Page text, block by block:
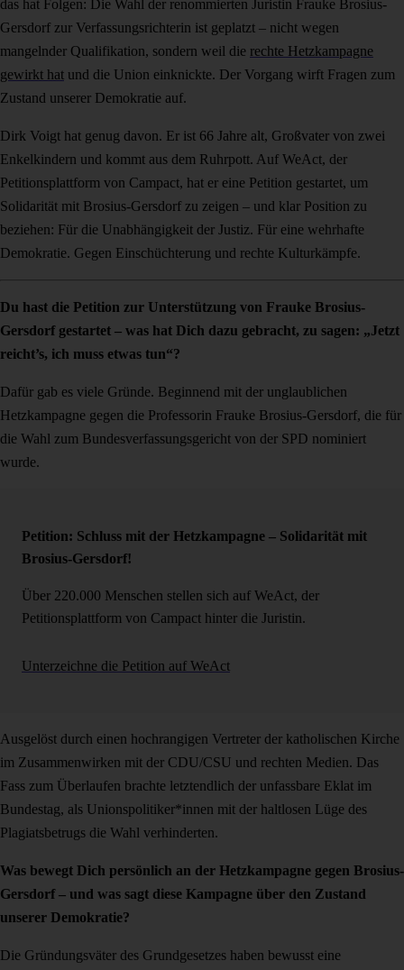
das hat Folgen: Die Wahl der renommierten Juristin Frauke Brosius-
Gersdorf zur Verfassungsrichterin ist geplatzt – nicht wegen
mangelnder Qualifikation, sondern weil die rechte Hetzkampagne
gewirkt hat und die Union einknickte. Der Vorgang wirft Fragen zum
Zustand unserer Demokratie auf.
Dirk Voigt hat genug davon. Er ist 66 Jahre alt, Großvater von zwei
Enkelkindern und kommt aus dem Ruhrpott. Auf WeAct, der
Petitionsplattform von Campact, hat er eine Petition gestartet, um
Solidarität mit Brosius-Gersdorf zu zeigen – und klar Position zu
beziehen: Für die Unabhängigkeit der Justiz. Für eine wehrhafte
Demokratie. Gegen Einschüchterung und rechte Kulturkämpfe.
Du hast die Petition zur Unterstützung von Frauke Brosius-
Gersdorf gestartet – was hat Dich dazu gebracht, zu sagen: „Jetzt
reicht’s, ich muss etwas tun“?
Dafür gab es viele Gründe. Beginnend mit der unglaublichen
Hetzkampagne gegen die Professorin Frauke Brosius-Gersdorf, die für
die Wahl zum Bundesverfassungsgericht von der SPD nominiert
wurde.
Petition: Schluss mit der Hetzkampagne – Solidarität mit
Brosius-Gersdorf!
Über 220.000 Menschen stellen sich auf WeAct, der
Petitionsplattform von Campact hinter die Juristin.
Unterzeichne die Petition auf WeAct
Ausgelöst durch einen hochrangigen Vertreter der katholischen Kirche
im Zusammenwirken mit der CDU/CSU und rechten Medien. Das
Fass zum Überlaufen brachte letztendlich der unfassbare Eklat im
Bundestag, als Unionspolitiker*innen mit der haltlosen Lüge des
Plagiatsbetrugs die Wahl verhinderten.
Was bewegt Dich persönlich an der Hetzkampagne gegen Brosius-
Gersdorf – und was sagt diese Kampagne über den Zustand
unserer Demokratie?
Die Gründungsväter des Grundgesetzes haben bewusst eine